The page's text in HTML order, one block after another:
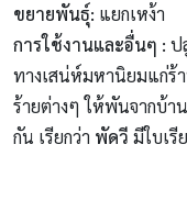
ขยายพันธุ์: แยกเหง้า
การใช้งานและอื่นๆ : ป
ทางเสน่ห์มหานิยมแก่ร้
ร้ายต่างๆ ให้พันจากบ้
กัน เรียกว่า พัดวี มีใบเรี